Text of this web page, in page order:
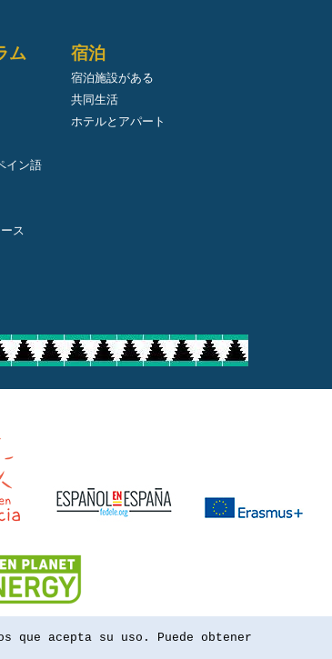
ム
イン語
ス
宿泊
宿泊施設がある
共同生活
ホテルとアパート
acepta su uso. Puede obtener